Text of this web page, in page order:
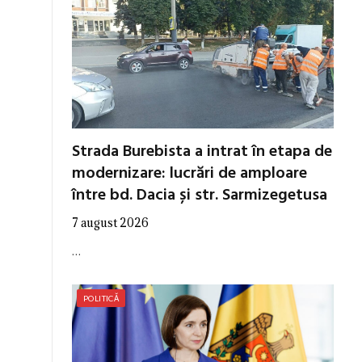
Strada Burebista a intrat în etapa de
modernizare: lucrări de amploare
între bd. Dacia și str. Sarmizegetusa
7 august 2026
…
POLITICĂ